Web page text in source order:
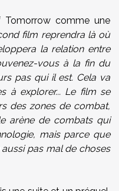
comme une
film reprendra là où
la relation entre
vous à la fin du
pas qui il est. Cela va
à explorer... Le film se
des zones de combat,
arène de combats qui
mais parce que
pas mal de choses